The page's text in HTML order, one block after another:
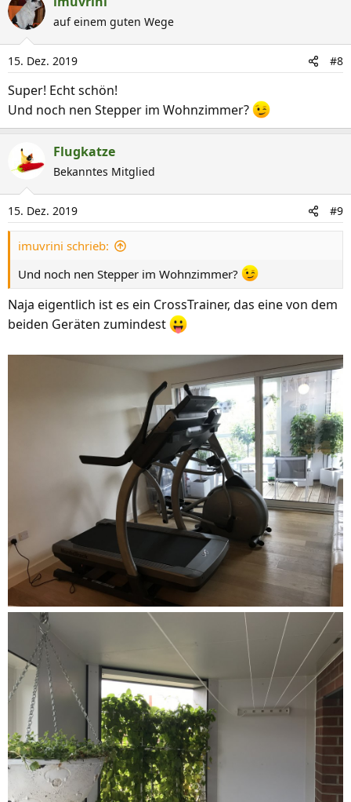
k
t
i
o
n
n
auf einem guten Wege
15. Dez. 2019 #8
Super! Echt schön!
Und noch nen Stepper im Wohnzimmer?
Flugkatze
Bekanntes Mitglied
15. Dez. 2019 #9
imuvrini schrieb:
Und noch nen Stepper im Wohnzimmer?
Naja eigentlich ist es ein CrossTrainer, das eine von dem
beiden Geräten zumindest